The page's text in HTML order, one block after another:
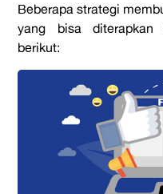
Beberapa strategi
yang bisa diterapkan
berikut: